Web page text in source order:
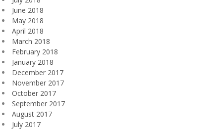
June 2018
May 2018
April 2018
March 2018
February 2018
January 2018
December 2017
November 2017
October 2017
September 2017
August 2017
July 2017